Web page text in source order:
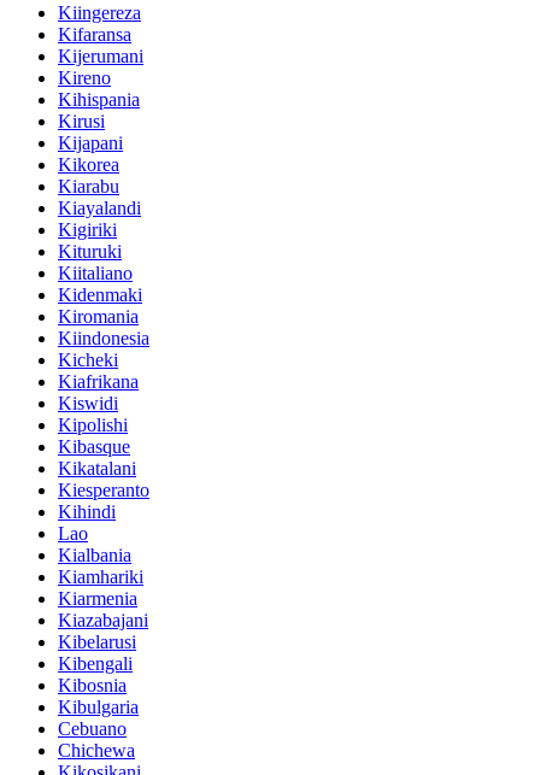
Kiingereza
Kifaransa
Kijerumani
Kireno
Kihispania
Kirusi
Kijapani
Kikorea
Kiarabu
Kiayalandi
Kigiriki
Kituruki
Kiitaliano
Kidenmaki
Kiromania
Kiindonesia
Kicheki
Kiafrikana
Kiswidi
Kipolishi
Kibasque
Kikatalani
Kiesperanto
Kihindi
Lao
Kialbania
Kiamhariki
Kiarmenia
Kiazabajani
Kibelarusi
Kibengali
Kibosnia
Kibulgaria
Cebuano
Chichewa